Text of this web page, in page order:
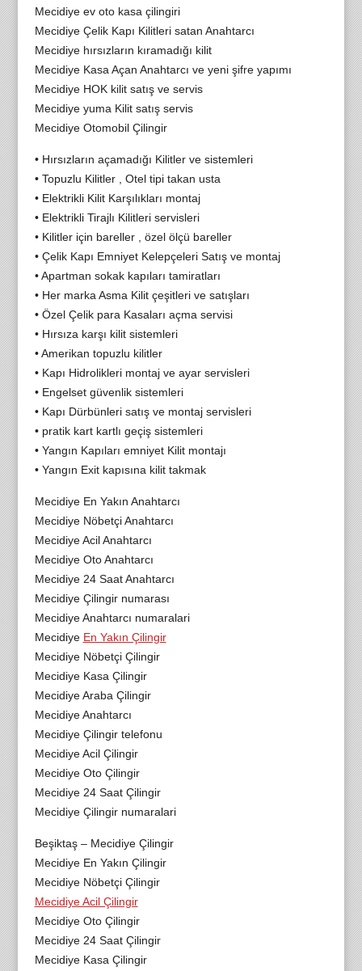
Mecidiye ev oto kasa çilingiri
Mecidiye Çelik Kapı Kilitleri satan Anahtarcı
Mecidiye hırsızların kıramadığı kilit
Mecidiye Kasa Açan Anahtarcı ve yeni şifre yapımı
Mecidiye HOK kilit satış ve servis
Mecidiye yuma Kilit satış servis
Mecidiye Otomobil Çilingir
• Hırsızların açamadığı Kilitler ve sistemleri
• Topuzlu Kilitler , Otel tipi takan usta
• Elektrikli Kilit Karşılıkları montaj
• Elektrikli Tirajlı Kilitleri servisleri
• Kilitler için bareller , özel ölçü bareller
• Çelik Kapı Emniyet Kelepçeleri Satış ve montaj
• Apartman sokak kapıları tamiratları
• Her marka Asma Kilit çeşitleri ve satışları
• Özel Çelik para Kasaları açma servisi
• Hırsıza karşı kilit sistemleri
• Amerikan topuzlu kilitler
• Kapı Hidrolikleri montaj ve ayar servisleri
• Engelset güvenlik sistemleri
• Kapı Dürbünleri satış ve montaj servisleri
• pratik kart kartlı geçiş sistemleri
• Yangın Kapıları emniyet Kilit montajı
• Yangın Exit kapısına kilit takmak
Mecidiye En Yakın Anahtarcı
Mecidiye Nöbetçi Anahtarcı
Mecidiye Acil Anahtarcı
Mecidiye Oto Anahtarcı
Mecidiye 24 Saat Anahtarcı
Mecidiye Çilingir numarası
Mecidiye Anahtarcı numaralari
Mecidiye En Yakın Çilingir
Mecidiye Nöbetçi Çilingir
Mecidiye Kasa Çilingir
Mecidiye Araba Çilingir
Mecidiye Anahtarcı
Mecidiye Çilingir telefonu
Mecidiye Acil Çilingir
Mecidiye Oto Çilingir
Mecidiye 24 Saat Çilingir
Mecidiye Çilingir numaralari
Beşiktaş – Mecidiye Çilingir
Mecidiye En Yakın Çilingir
Mecidiye Nöbetçi Çilingir
Mecidiye Acil Çilingir
Mecidiye Oto Çilingir
Mecidiye 24 Saat Çilingir
Mecidiye Kasa Çilingir